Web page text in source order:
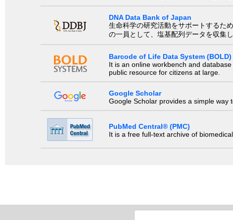
DNA Data Bank of Japan
生命科学の研究活動をサポートするた
の一員として、塩基配列データを収集
Barcode of Life Data System (BOLD)
It is an online workbench and
public resource for citizens at large.
Google Scholar
Google Scholar provides a simple way
PubMed Central® (PMC)
It is a free full-text archive of